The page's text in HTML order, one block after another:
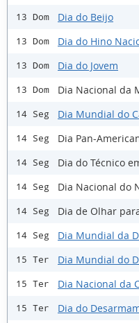
13 Dom Dia do Beijo
13 Dom Dia do Hino
13 Dom Dia do Jovem
13 Dom Dia Nacional da
14 Seg Dia Mundial do
14 Seg Dia Pan-
14 Seg Dia do Técnico
14 Seg Dia Nacional do
14 Seg Dia de Olhar
14 Seg Dia Mundial da
15 Ter Dia Mundial do
15 Ter Dia Nacional da
15 Ter Dia do